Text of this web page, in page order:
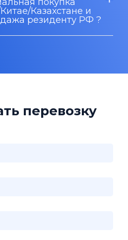
Казахстане и
резиденту РФ ?
перевозку